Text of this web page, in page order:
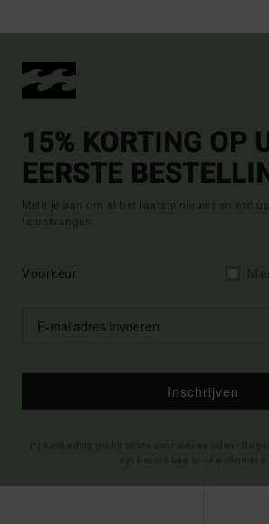
15% KORTING OP
EERSTE
Meld je aan om al het laatste nieuws en
te ontvangen.
Voorkeur
Inschrijven